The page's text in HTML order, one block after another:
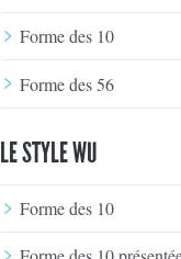
Forme des 10
Forme des 56
LE STYLE WU
Forme des 10